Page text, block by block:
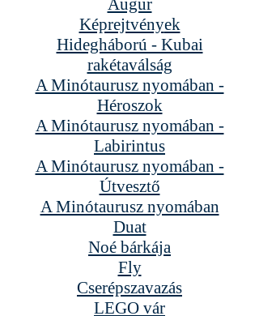
Augur
Képrejtvények
Hidegháború - Kubai
rakétaválság
A Minótaurusz nyomában -
Héroszok
A Minótaurusz nyomában -
Labirintus
A Minótaurusz nyomában -
Útvesztő
A Minótaurusz nyomában
Duat
Noé bárkája
Fly
Cserépszavazás
LEGO vár